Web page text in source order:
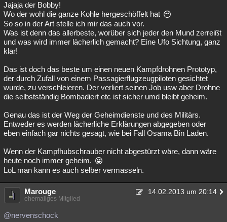
Jajaja der Bobby!
Wo der wohl die ganze Kohle hergeschöffelt hat
So so in der Art stelle ich mir das auch vor.
Was ist denn das allerbeste, worüber sich jeder den Mund zerreißt
und was wird immer lächerlich gemacht? Eine Ufo Sichtung, ganz
klar!
Das ist doch das beste um einen neuen Kampfdrohnen Prototyp,
der durch Zufall von einem Passagierflugzeugpiloten gesichtet
wurde, zu verschleieren. Der verliert seinen Job usw aber Drohne
die selbstständig Bombadiert etc ist sicher umd bleibt geheim.
Genau das ist der Weg der Geheimdienste und des Militärs.
Entweder es werden lächerliche Erklärungen abgegeben oder
eben einfach gar nichts gesagt, wie bei Fall Osama Bin Laden.
Wenn der Kampfhubschrauber nicht abgestürzt wäre, dann wäre
heute noch immer geheim.
LoL man kann es auch selber vermasseln.
Marouge 14.02.2013 um 20:14
ehemaliges Mitglied
@nervenschock